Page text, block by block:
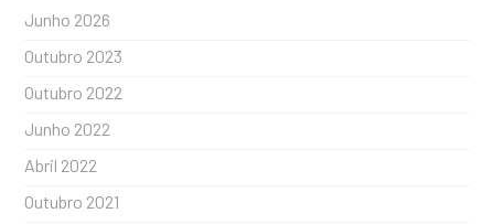
Junho 2026
Outubro 2023
Outubro 2022
Junho 2022
Abril 2022
Outubro 2021